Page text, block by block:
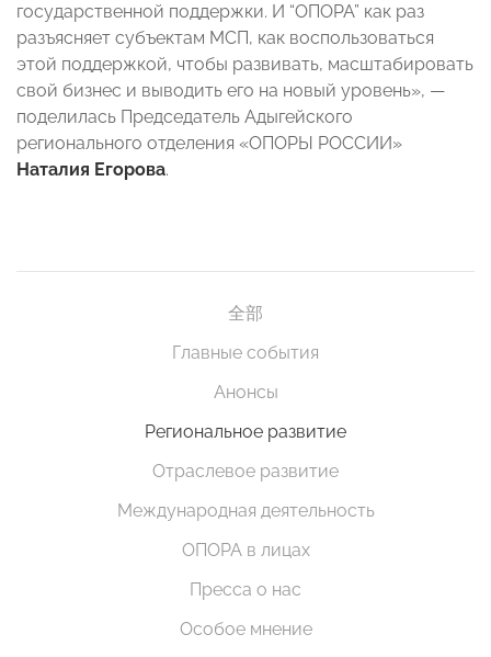
государственной поддержки. И “ОПОРА” как раз
разъясняет субъектам МСП, как воспользоваться
этой поддержкой, чтобы развивать, масштабировать
свой бизнес и выводить его на новый уровень», —
поделилась Председатель Адыгейского
регионального отделения «ОПОРЫ РОССИИ»
Наталия Егорова.
全部
Главные события
Анонсы
Региональное развитие
Отраслевое развитие
Международная деятельность
ОПОРА в лицах
Пресса о нас
Особое мнение